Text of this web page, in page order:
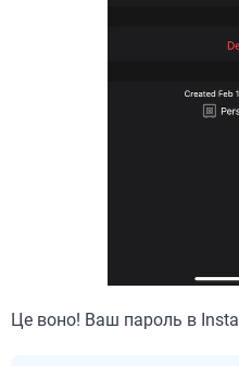
Це воно! Ваш пароль в